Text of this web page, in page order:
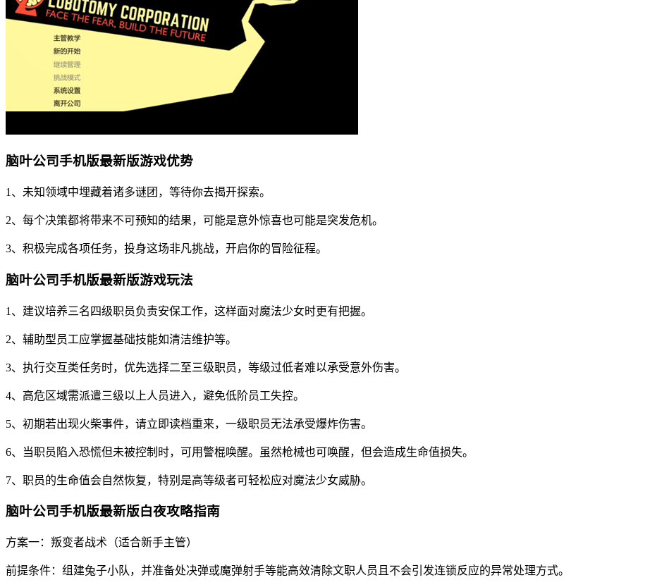
脑叶公司手机版最新版游戏优势
1、未知领域中埋藏着诸多谜团，等待你去揭开探索。
2、每个决策都将带来不可预知的结果，可能是意外惊喜也可能是突发危机。
3、积极完成各项任务，投身这场非凡挑战，开启你的冒险征程。
脑叶公司手机版最新版游戏玩法
1、建议培养三名四级职员负责安保工作，这样面对魔法少女时更有把握。
2、辅助型员工应掌握基础技能如清洁维护等。
3、执行交互类任务时，优先选择二至三级职员，等级过低者难以承受意外伤害。
4、高危区域需派遣三级以上人员进入，避免低阶员工失控。
5、初期若出现火柴事件，请立即读档重来，一级职员无法承受爆炸伤害。
6、当职员陷入恐慌但未被控制时，可用警棍唤醒。虽然枪械也可唤醒，但会造成生命值损失。
7、职员的生命值会自然恢复，特别是高等级者可轻松应对魔法少女威胁。
脑叶公司手机版最新版白夜攻略指南
方案一：叛变者战术（适合新手主管）
前提条件：组建兔子小队，并准备处决弹或魔弹射手等能高效清除文职人员且不会引发连锁反应的异常处理方式。